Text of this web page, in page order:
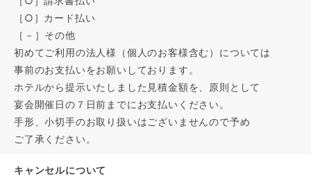
［○］カード払い
［－］その他
初めてご利用の法人様（個人のお客様含む）については
事前のお支払いをお願いしております。
ホテルから提示いたしました見積金額を、原則として
宴会開催日の７日前までにお支払いください。
手形、小切手のお取り扱いはございませんので予め
ご了承ください。
キャンセルについて